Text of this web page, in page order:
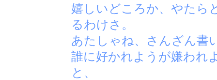
嬉しいどころか、やたら
るわけさ。
あたしゃね、さんざん書
誰に好かれようが嫌われ
と、